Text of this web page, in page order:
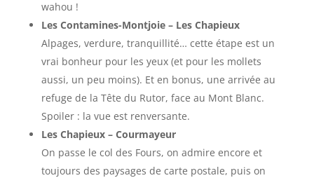
wahou !
Les Contamines-Montjoie – Les Chapieux
Alpages, verdure, tranquillité… cette étape est un
vrai bonheur pour les yeux (et pour les mollets
aussi, un peu moins). Et en bonus, une arrivée au
refuge de la Tête du Rutor, face au Mont Blanc.
Spoiler : la vue est renversante.
Les Chapieux – Courmayeur
On passe le col des Fours, on admire encore et
toujours des paysages de carte postale, puis on